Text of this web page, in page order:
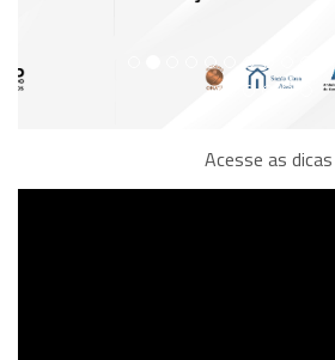
Acesse as dicas